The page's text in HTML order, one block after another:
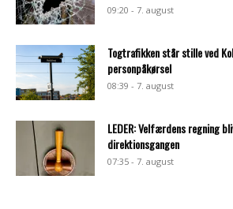
09:20 - 7. august
Togtrafikken står stille ved
personpåkørsel
08:39 - 7. august
LEDER: Velfærdens regning
direktionsgangen
07:35 - 7. august